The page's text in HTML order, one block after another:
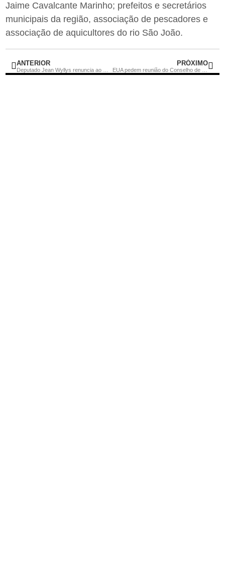
Jaime Cavalcante Marinho; prefeitos e secretários
municipais da região, associação de pescadores e
associação de aquicultores do rio São João.
ANTERIOR PRÓXIMO